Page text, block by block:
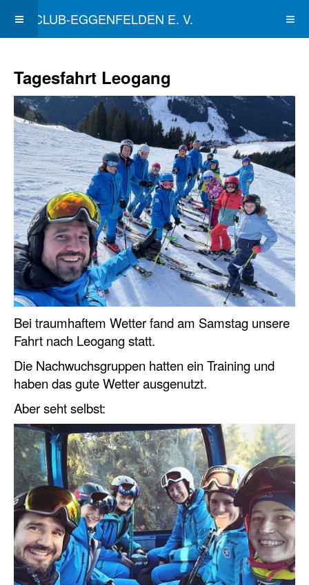
SKICLUB-EGGENFELDEN E. V.
Tagesfahrt Leogang
Bei traumhaftem Wetter fand am Samstag unsere
Fahrt nach Leogang statt.
Die Nachwuchsgruppen hatten ein Training und
haben das gute Wetter ausgenutzt.
Aber seht selbst: